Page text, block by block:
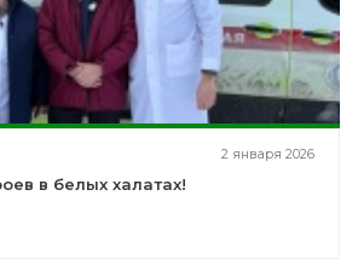
2 января 2026
в белых халатах!